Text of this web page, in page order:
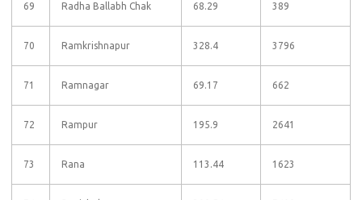
69 Radha Ballabh Chak 68.29 389
70 Ramkrishnapur 328.4 3796
71 Ramnagar 69.17 662
72 Rampur 195.9 2641
73 Rana 113.44 1623